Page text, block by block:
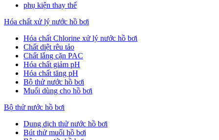
phụ kiện thay thế
Hóa chất xử lý nước hồ bơi
Hóa chất Chlorine xử lý nước hồ bơi
Chất diệt rêu tảo
Chất lắng cặn PAC
Hóa chất giảm pH
Hóa chất tăng pH
Bộ thử nước hồ bơi
Muối dùng cho hồ bơi
Bộ thử nước hồ bơi
Dung dịch thử nước hồ bơi
Bút thử muối hồ bơi